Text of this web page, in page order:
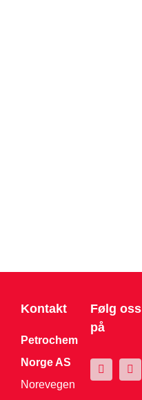
Kontakt
Petrochem
Norge AS
Norevegen
Følg oss
på